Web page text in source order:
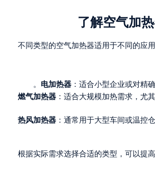
了解空气加
不同类型的空气加热器适用于不同的应
电加热器：适合小型企业或对精确
燃气加热器：适合大规模加热需求，尤
热风加热器：通常用于大型车间或温控
根据实际需求选择合适的类型，可以提